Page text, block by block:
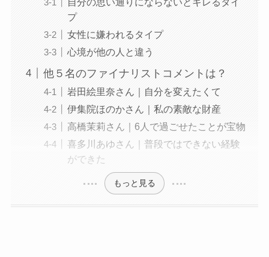
プ
女性に嫌われるタイプ
心境が他の人と違う
他５名のファイナリストコメントは？
岩田絵里奈さん｜自分を変えたくて
伊集院ほのかさん｜私の素敵な財産
高橋茉莉さん｜6人で過ごせたことが宝物
喜多川あゆさん｜普段ではできない経験
ができた
もっと見る